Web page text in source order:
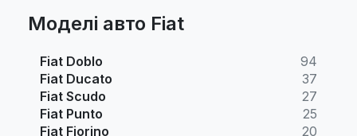
Моделі авто Fiat
Fiat Doblo
94
Fiat Ducato
37
Fiat Scudo
27
Fiat Punto
25
Fiat Fiorino
20